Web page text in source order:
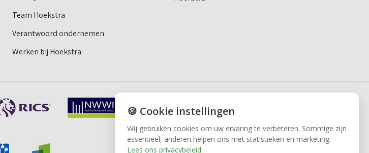
Team Hoekstra
Verantwoord ondernemen
Werken bij Hoekstra
🍪 Cookie instellingen
Wij gebruiken cookies om uw ervaring te verbeteren. Sommige zijn
essentieel, anderen helpen ons met statistieken en marketing.
Lees ons privacybeleid.